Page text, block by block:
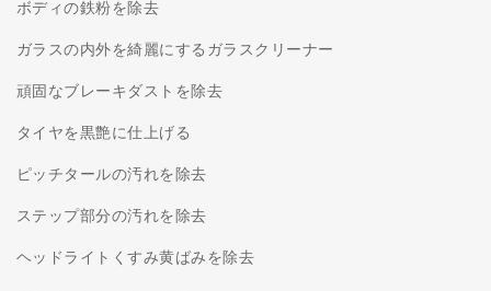
ボディの鉄粉を除去
ガラスの内外を綺麗にするガラスクリーナー
頑固なブレーキダストを除去
タイヤを黒艶に仕上げる
ピッチタールの汚れを除去
ステップ部分の汚れを除去
ヘッドライトくすみ黄ばみを除去